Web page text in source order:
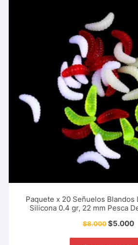
Paquete x 20 Señuelos Blandos
Silicona 0.4 gr, 22 mm Pesca
$8.000$5.000